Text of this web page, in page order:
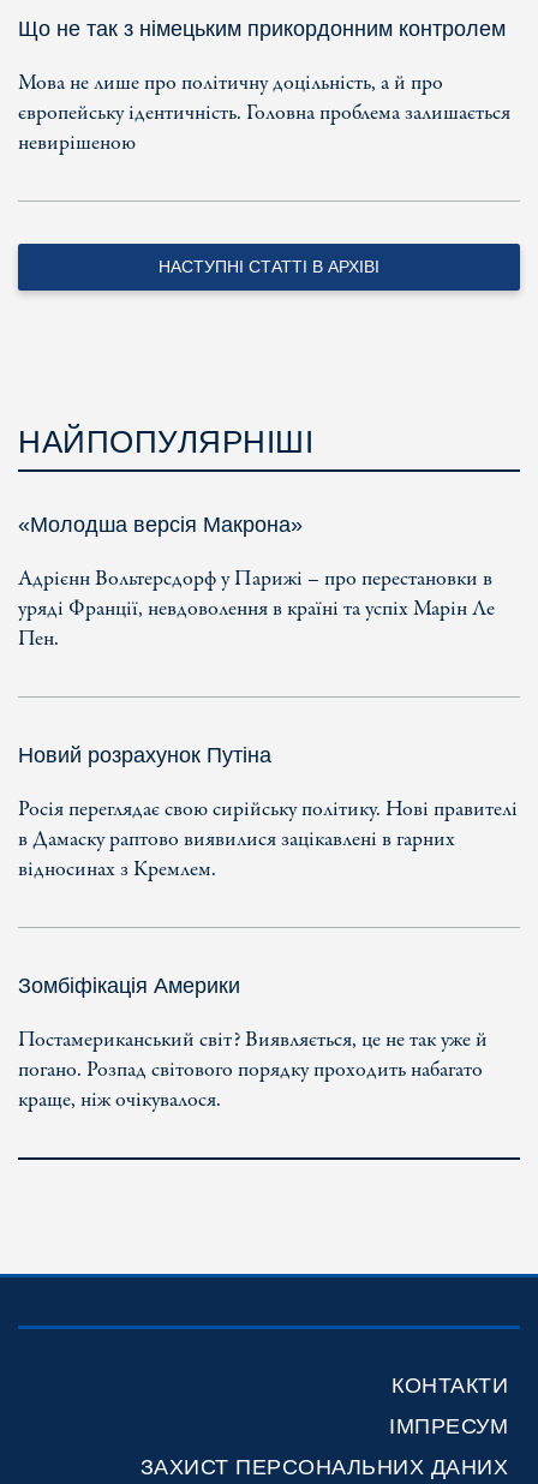
Що не так з німецьким прикордонним контролем
Мова не лише про політичну доцільність, а й про
європейську ідентичність. Головна проблема залишається
невирішеною
НАСТУПНІ СТАТТІ В АРХІВІ
НАЙПОПУЛЯРНІШІ
«Молодша версія Макрона»
Адрієнн Вольтерсдорф у Парижі – про перестановки в
уряді Франції, невдоволення в країні та успіх Марін Ле
Пен.
Новий розрахунок Путіна
Росія переглядає свою сирійську політику. Нові правителі
в Дамаску раптово виявилися зацікавлені в гарних
відносинах з Кремлем.
Зомбіфікація Америки
Постамериканський світ? Виявляється, це не так уже й
погано. Розпад світового порядку проходить набагато
краще, ніж очікувалося.
КОНТАКТИ
ІМПРЕСУМ
ЗАХИСТ ПЕРСОНАЛЬНИХ ДАНИХ